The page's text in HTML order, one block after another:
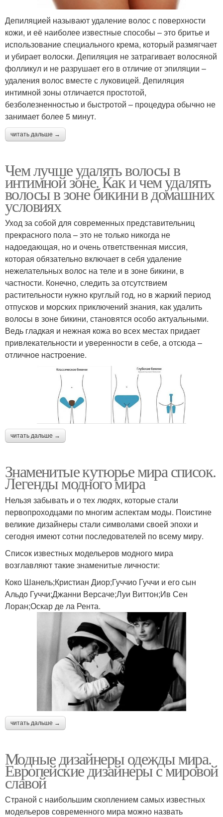
Депиляцией называют удаление волос с поверхности
кожи, и её наиболее известные способы – это бритье и
использование специального крема, который размягчает
и убирает волоски. Депиляция не затрагивает волосяной
фолликул и не разрушает его в отличие от эпиляции –
удаления волос вместе с луковицей. Депиляция
интимной зоны отличается простотой,
безболезненностью и быстротой – процедура обычно не
занимает более 5 минут.
читать дальше →
Чем лучше удалять волосы в
интимной зоне. Как и чем удалять
волосы в зоне бикини в домашних
условиях
Уход за собой для современных представительниц
прекрасного пола – это не только никогда не
надоедающая, но и очень ответственная миссия,
которая обязательно включает в себя удаление
нежелательных волос на теле и в зоне бикини, в
частности. Конечно, следить за отсутствием
растительности нужно круглый год, но в жаркий период
отпусков и морских приключений знания, как удалить
волосы в зоне бикини, становятся особо актуальными.
Ведь гладкая и нежная кожа во всех местах придает
привлекательности и уверенности в себе, а отсюда –
отличное настроение.
читать дальше →
Знаменитые кутюрье мира список.
Легенды модного мира
Нельзя забывать и о тех людях, которые стали
первопроходцами по многим аспектам моды. Поистине
великие дизайнеры стали символами своей эпохи и
сегодня имеют сотни последователей по всему миру.
Список известных модельеров модного мира
возглавляют такие знаменитые личности:
Коко Шанель;Кристиан Диор;Гуччио Гуччи и его сын
Альдо Гуччи;Джанни Версаче;Луи Виттон;Ив Сен
Лоран;Оскар де ла Рента.
читать дальше →
Модные дизайнеры одежды мира.
Европейские дизайнеры с мировой
славой
Страной с наибольшим скоплением самых известных
модельеров современного мира можно назвать